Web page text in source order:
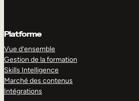
Platforme
Vue d’ensemble
Gestion de la formation
Skills Intelligence
Marché des contenus
Intégrations